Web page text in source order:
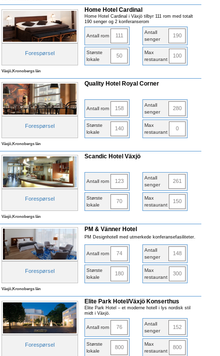
Forespørsel
Home Hotel Cardinal
Home Hotel Cardinal i Växjö tilbyr 111 rom med totalt
190 senger og 2 konferanserom
Antall rom 111
Antall
senger
190
Største
lokale
50
Max
restaurant
100
Växjö,Kronobergs län
Forespørsel
Quality Hotel Royal Corner
Antall rom 158
Antall
senger
280
Største
lokale
140
Max
restaurant
0
Växjö,Kronobergs län
Forespørsel
Scandic Hotel Växjö
Antall rom 123
Antall
senger
261
Største
lokale
70
Max
restaurant
150
Växjö,Kronobergs län
Forespørsel
PM & Vänner Hotel
PM Designhotell med utmerkede konferansefasiliteter.
Antall rom 74
Antall
senger
148
Største
lokale
180
Max
restaurant
300
Växjö,Kronobergs län
Forespørsel
Elite Park Hotel/Växjö Konserthus
Elite Park Hotel – et moderne hotell i lys nordisk stil
midt i Växjö.
Antall rom 76
Antall
senger
152
Største
lokale
800
Max
restaurant
800